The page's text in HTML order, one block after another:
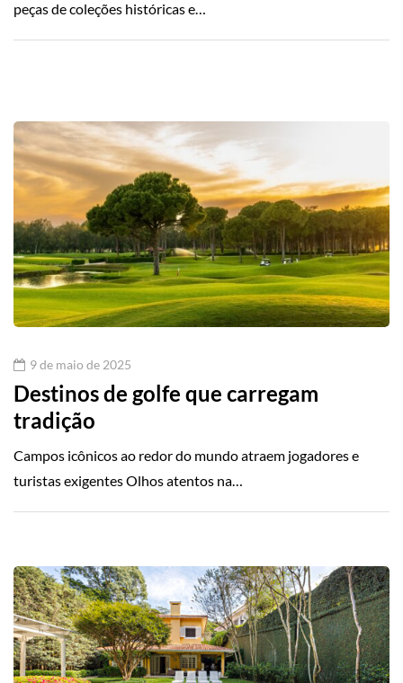
peças de coleções históricas e…
9 de maio de 2025
Destinos de golfe que carregam
tradição
Campos icônicos ao redor do mundo atraem jogadores e
turistas exigentes Olhos atentos na…